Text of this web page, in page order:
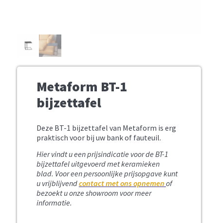
Metaform BT-1
bijzettafel
Deze BT-1 bijzettafel van Metaform is erg
praktisch voor bij uw bank of fauteuil.
Hier vindt u een prijsindicatie voor de BT-1
bijzettafel uitgevoerd met keramieken
blad. Voor een persoonlijke prijsopgave kunt
u vrijblijvendcontact met ons opnemen of
bezoekt u onze showroom voor meer
informatie.